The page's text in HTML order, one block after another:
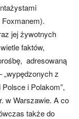
jej żywotnych
faktów,
adresowaną
„wypędzonych z
i Polakom”,
w Warszawie. A co
także do